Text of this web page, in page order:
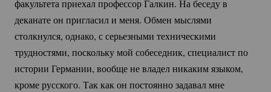
факультета приехал профессор Галкин. На беседу в
деканате он пригласил и меня. Обмен мыслями
столкнулся, однако, с серьезными техническими
трудностями, поскольку мой собеседник, специалист по
истории Германии, вообще не владел никаким языком,
кроме русского. Так как он постоянно задавал мне